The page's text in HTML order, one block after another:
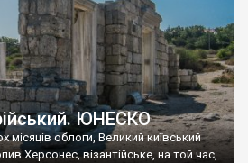
ЮНЕСКО
місяців облоги, Великий київський
Херсонес, візантійське, на той час,